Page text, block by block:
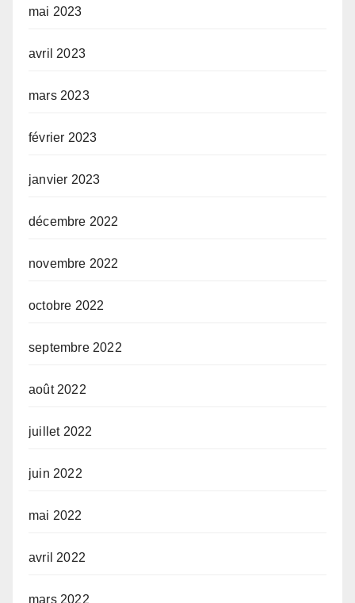
mai 2023
avril 2023
mars 2023
février 2023
janvier 2023
décembre 2022
novembre 2022
octobre 2022
septembre 2022
août 2022
juillet 2022
juin 2022
mai 2022
avril 2022
mars 2022